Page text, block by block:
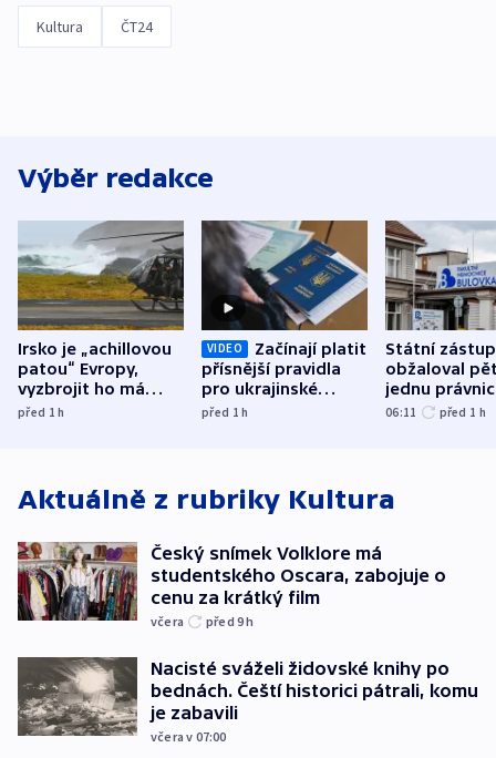
Kultura ČT24
Výběr redakce
Irsko je „achillovou
patou“ Evropy,
vyzbrojit ho má
Francie
před 1h
VIDEO
Začínají platit
přísnější pravidla
pro ukrajinské
uprchlíky
před 1h
Státní
obžaloval
jednu
osobu v
06:11 před 1 h
Aktuálně z rubriky Kultura
Český snímek Volklore má
studentského Oscara, zabojuje o
cenu za krátký film
včera před 9h
Nacisté sváželi židovské knihy po
bednách. Čeští historici pátrali, komu
je zabavili
včera v 07:00